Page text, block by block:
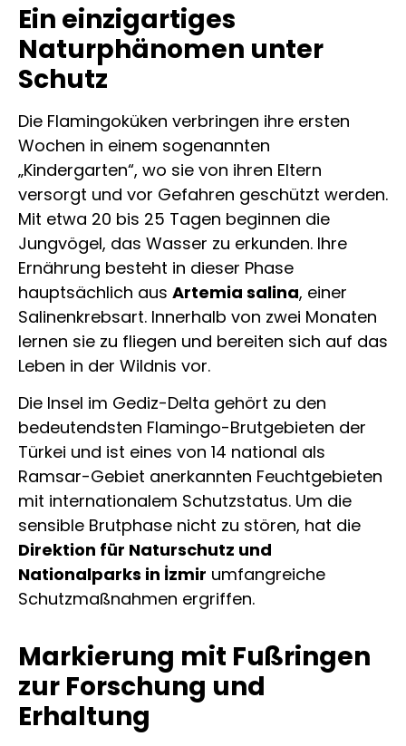
Ein einzigartiges
Naturphänomen unter
Schutz
Die Flamingoküken verbringen ihre ersten
Wochen in einem sogenannten
„Kindergarten“, wo sie von ihren Eltern
versorgt und vor Gefahren geschützt werden.
Mit etwa 20 bis 25 Tagen beginnen die
Jungvögel, das Wasser zu erkunden. Ihre
Ernährung besteht in dieser Phase
hauptsächlich aus Artemia salina, einer
Salinenkrebsart. Innerhalb von zwei Monaten
lernen sie zu fliegen und bereiten sich auf das
Leben in der Wildnis vor.
Die Insel im Gediz-Delta gehört zu den
bedeutendsten Flamingo-Brutgebieten der
Türkei und ist eines von 14 national als
Ramsar-Gebiet anerkannten Feuchtgebieten
mit internationalem Schutzstatus. Um die
sensible Brutphase nicht zu stören, hat die
Direktion für Naturschutz und
Nationalparks in İzmir umfangreiche
Schutzmaßnahmen ergriffen.
Markierung mit Fußringen
zur Forschung und
Erhaltung